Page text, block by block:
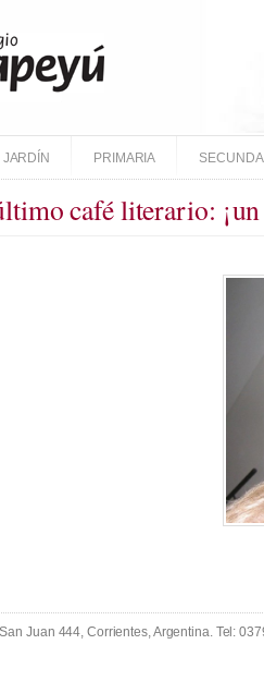
JARDÍN PRIMARIA
café literario:
Juan 444, Corrientes, Argentina. Tel: